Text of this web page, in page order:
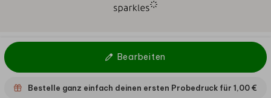
Bearbeiten
Bestelle ganz einfach deinen ersten Probedruck für 1,00 €
AGB Datenschutz Cookies Impressum © 2026